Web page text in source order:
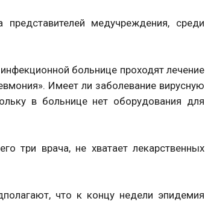
медучреждения, среди
больнице проходят лечение
Имеет ли заболевание вирусную
в больнице нет оборудования для
три врача, не хватает лекарственных
что к концу недели эпидемия